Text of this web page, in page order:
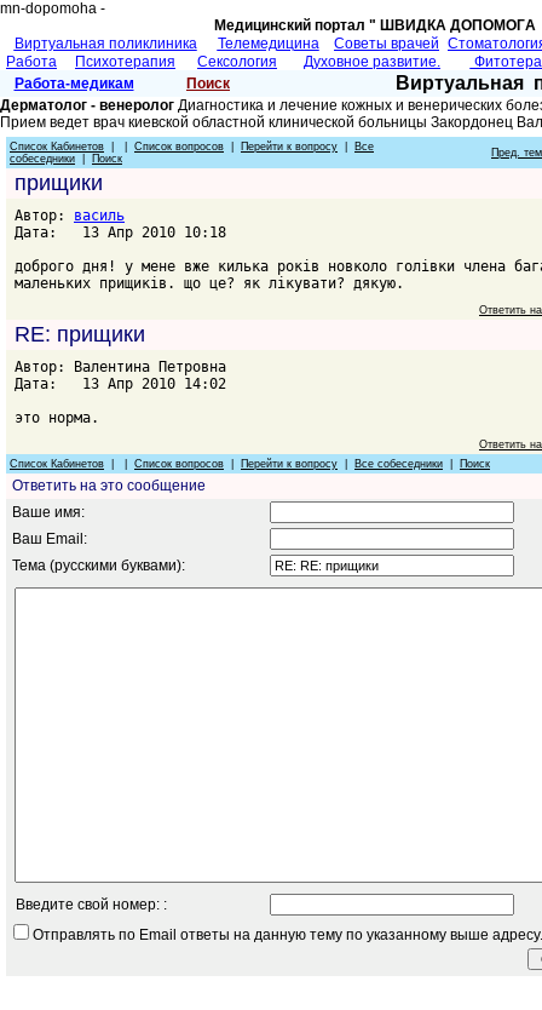
mn-dopomoha -
Медицинский портал " ШВИДКА
Виртуальная поликлиника
Телемедицина Советы врачей
Работа
Психотерапия Сексология Духовное развитие.
Работа-медикам
Поиск Виртуальная
Дерматолог - венеролог Диагностика и лечение кожных и венерических
Прием ведет врач киевской областной клинической больницы Закордонец
Список Кабинетов Список вопросов Перейти к вопросу
Все
собеседники
Поиск Пред.
прищики
Автор: василь
Дата: 13 Апр 2010 10:18
доброго дня! у мене вже килька років новколо голівки члена
маленьких прищиків. що це? як лікувати? дякую.
Ответить
RE: прищики
Автор: Валентина Петровна
Дата: 13 Апр 2010 14:02
это норма.
Ответить
Список Кабинетов
Список вопросов Перейти к вопросу Все собеседники Поиск
Ответить на это сообщение
Ваше имя:
Ваш Email:
Тема (русскими буквами):
Введите свой номер: :
Отправлять по Email ответы на данную тему по указанному выше адресу.